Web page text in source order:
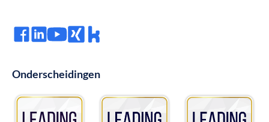
Onderscheidingen